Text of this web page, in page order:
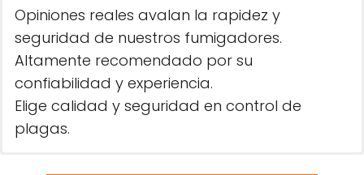
Opiniones reales avalan la rapidez y
seguridad de nuestros fumigadores.
Altamente recomendado por su
confiabilidad y experiencia.
Elige calidad y seguridad en control de
plagas.